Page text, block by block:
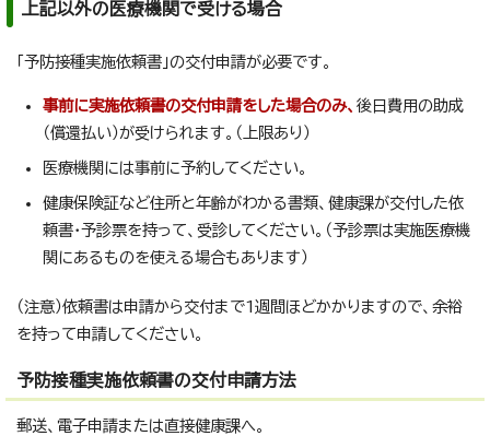
上記以外の医療機関で受ける場合
「予防接種実施依頼書」の交付申請が必要です。
事前に実施依頼書の交付申請をした場合のみ、 後日費用の助成
（償還払い）が受けられます。（上限あり）
医療機関には事前に予約してください。
健康保険証など住所と年齢がわかる書類、健康課が交付した依
頼書・予診票を持って、受診してください。（予診票は実施医療機
関にあるものを使える場合もあります）
（注意）依頼書は申請から交付まで1週間ほどかかりますので、余裕
を持って申請してください。
予防接種実施依頼書の交付申請方法
郵送、電子申請または直接健康課へ。